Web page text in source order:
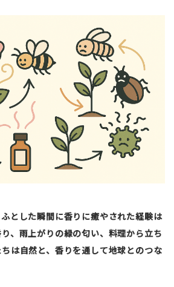
とした瞬間に香りに癒やされた経験は
、雨上がりの緑の匂い、料理から立ち
は自然と、香りを通して地球とのつな